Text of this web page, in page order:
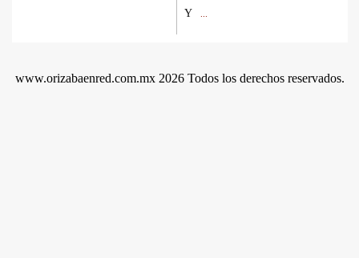
Y
www.orizabaenred.com.mx 2026 Todos los derechos reservados.